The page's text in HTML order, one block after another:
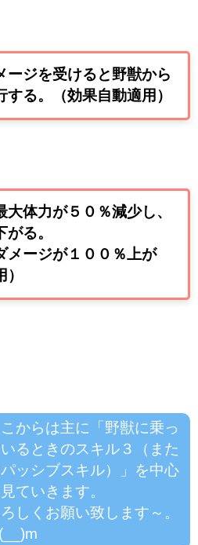
ージを受けると野獣から
する。（効果自動適用）
体力が５０％減少し、
る。
メージが１００％上が
からは主に「野獣に乗っ
るときのスキル３（また
ッシブスキル）」を中心
ていきます。
しくお願い致します～。